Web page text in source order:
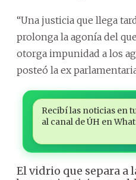
“Una justicia que llega
prolonga la agonía del
otorga impunidad a los
posteó la ex
Recibí las noticias en
al canal de ÚH en
El vidrio que separa a